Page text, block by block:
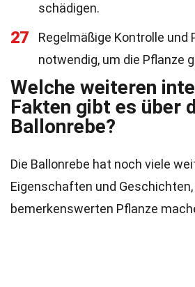
schädigen.
27
Regelmäßige Kontrolle und
notwendig, um die Pflanze
Welche weiteren
Fakten gibt es über
Ballonrebe?
Die Ballonrebe hat noch viele
Eigenschaften und
bemerkenswerten Pflanze